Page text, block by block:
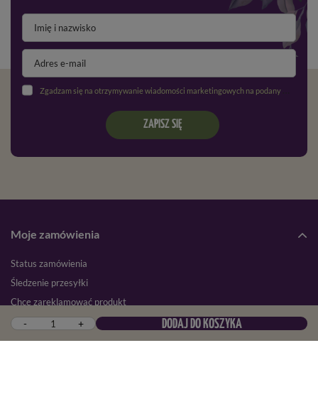
- + DODAJ DO KOSZYKA
Zgadzam się na otrzymywanie wiadomości marketingowych na podany adres e-mail oraz przetwarzanie danych osobowych zgodnie z
ZAPISZ SIĘ
Moje zamówienia
Status zamówienia
Śledzenie przesyłki
Chcę zareklamować produkt
Chcę zwrócić produkt
Chcę wymienić towar